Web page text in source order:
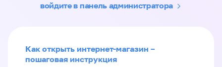
войдите в панель администратора
Как открыть интернет-магазин –
пошаговая инструкция